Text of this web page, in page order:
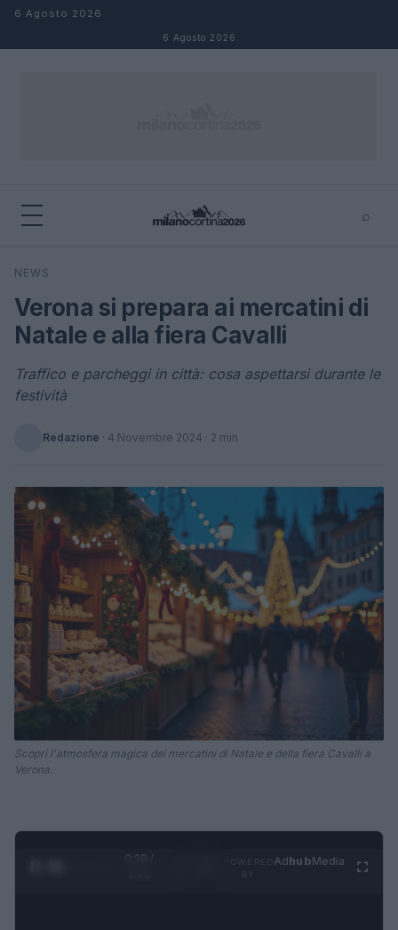
Salta al contenuto
6 Agosto 2026
6 Agosto 2026
⌕
Cerca
NEWS
Verona si prepara ai mercatini di
Natale e alla fiera Cavalli
Traffico e parcheggi in città: cosa aspettarsi durante le
festività
Redazione · 4 Novembre 2024 · 2 min
Scopri l'atmosfera magica dei mercatini di Natale e della fiera Cavalli a
Verona.
0:28 /
AdhubMedia